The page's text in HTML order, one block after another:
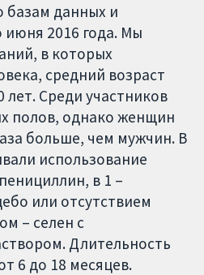
базам данных и
июня 2016 года. Мы
в которых
средний возраст
лет. Среди участников
полов, однако женщин
больше, чем мужчин. В
использование
в 1 –
или отсутствием
– селен с
Длительность
6 до 18 месяцев.